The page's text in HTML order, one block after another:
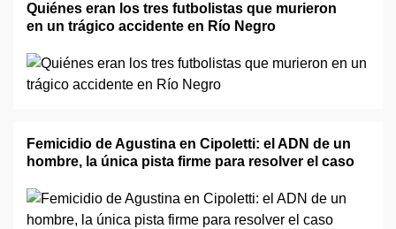
Quiénes eran los tres futbolistas que murieron
en un trágico accidente en Río Negro
Femicidio de Agustina en Cipoletti: el ADN de un
hombre, la única pista firme para resolver el caso